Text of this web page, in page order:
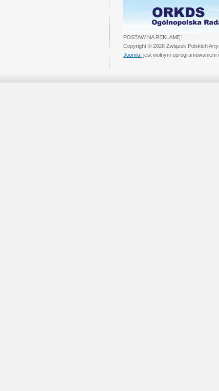
POSTAW NA REKLAMĘ!
Copyright © 2026 Związek Polskich
Joomla! jest wolnym